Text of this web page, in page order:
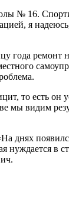
№ 16.
я
ремонт
то есть он
мы видим
днях
нуждается в